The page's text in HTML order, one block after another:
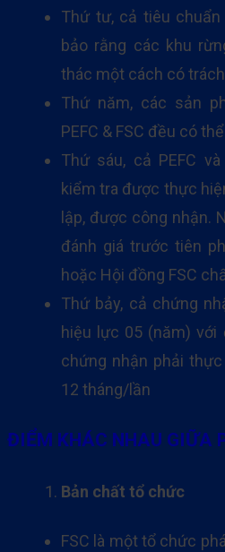
Thứ tư, cả tiêu chuẩn
bảo rằng các khu
thác một cách có
Thứ năm, các sản
PEFC & FSC đều có
Thứ sáu, cả PEFC
kiểm tra được thực
lập, được công nhận.
đánh giá trước tiên
hoặc Hội đồng FSC
Thứ bảy, cả chứng
hiệu lực 05 (năm)
chứng nhận phải
12 tháng/lần
ĐIỂM KHÁC NHAU GIỮA
Bản chất tổ chức
FSC là một tổ chức